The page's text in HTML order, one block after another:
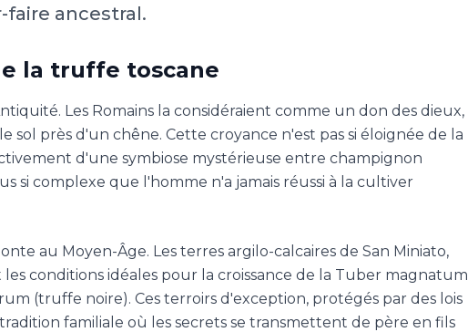
faire ancestral.
la truffe toscane
Les Romains la considéraient comme un don des dieux,
près d'un chêne. Cette croyance n'est pas si éloignée de la
d'une symbiose mystérieuse entre champignon
si complexe que l'homme n'a jamais réussi à la cultiver
au Moyen-Âge. Les terres argilo-calcaires de San Miniato,
les conditions idéales pour la croissance de la Tuber magnatum
(truffe noire). Ces terroirs d'exception, protégés par des lois
familiale où les secrets se transmettent de père en fils